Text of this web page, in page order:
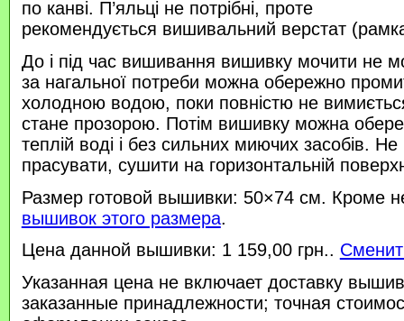
по канві. П’яльці не потрібні, проте
рекомендується вишивальний верстат
До і під час вишивання вишивку мочити не
за нагальної потреби можна обережно
холодною водою, поки повністю не
стане прозорою. Потім вишивку можна
теплій воді і без сильних миючих засобів.
прасувати, сушити на горизонтальній
Размер готовой вышивки: 50×74 см. Кроме
вышивок этого размера.
Цена данной вышивки: 1 159,00 грн..
Указанная цена не включает доставку
заказанные принадлежности; точная